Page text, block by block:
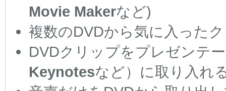
Movie Makerなど)
複数のDVDから気に入った
DVDクリップをプレゼンテ
Keynotesなど）に取り入れ